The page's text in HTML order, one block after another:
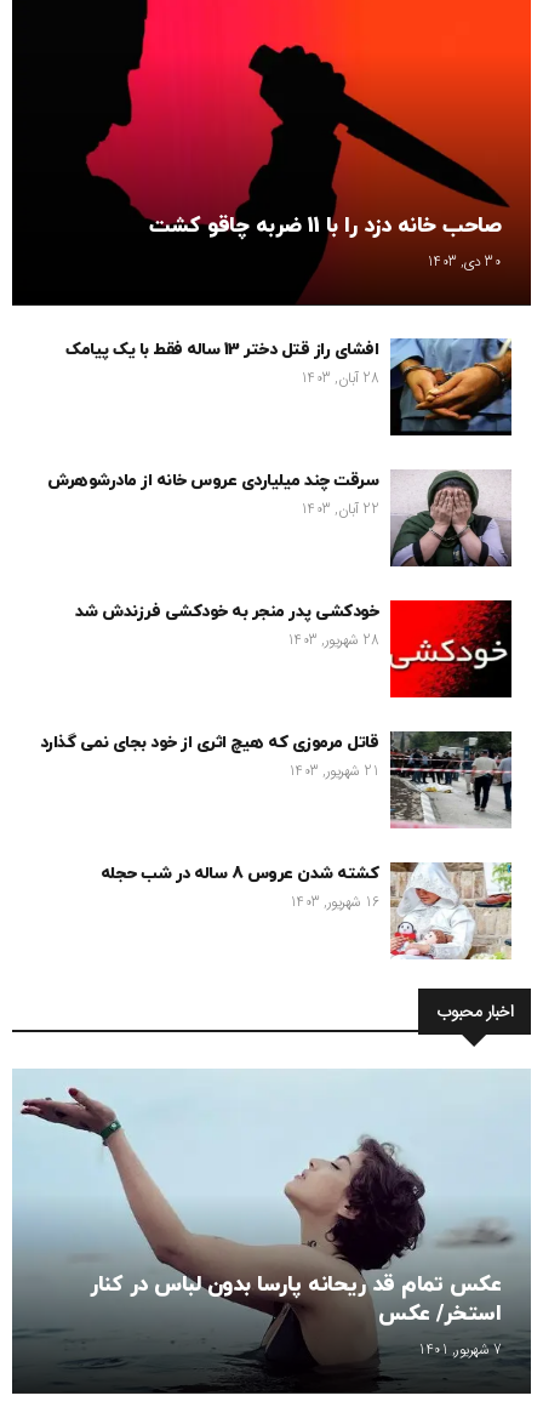
صاحب خانه دزد را با 11 ضربه چاقو کشت
30 دی, 1403
افشای راز قتل دختر 13 ساله فقط با یک پیامک
28 آبان, 1403
سرقت چند میلیاردی عروس خانه از مادرشوهرش
22 آبان, 1403
خودکشی پدر منجر به خودکشی فرزندش شد
28 شهریور, 1403
قاتل مرموزی که هیچ اثری از خود بجای نمی گذارد
21 شهریور, 1403
کشته شدن عروس 8 ساله در شب حجله
16 شهریور, 1403
اخبار محبوب
عکس تمام قد ریحانه پارسا بدون لباس در کنار
استخر/ عکس
7 شهریور, 1401